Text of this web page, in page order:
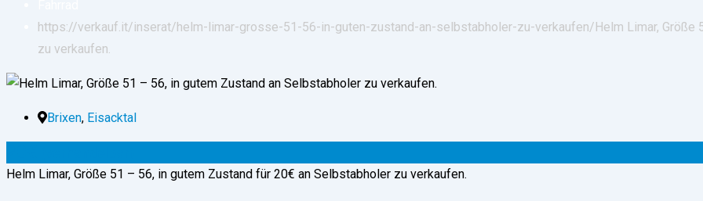
https://verkauf.it/inserat/helm-limar-grosse-51-56-in-guten-zustand-an-selbstabholer-zu-verkaufen/ Helm Limar,
zu verkaufen.
Brixen, Eisacktal
Helm Limar, Größe 51 – 56, in gutem Zustand für 20€ an Selbstabholer zu verkaufen.